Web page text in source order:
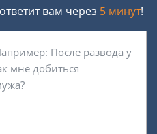
вам через 5 минут!